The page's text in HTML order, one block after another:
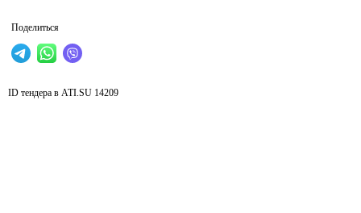
Поделиться
ID тендера в ATI.SU 14209